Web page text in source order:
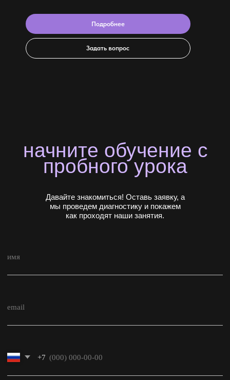
Подробнее
Задать вопрос